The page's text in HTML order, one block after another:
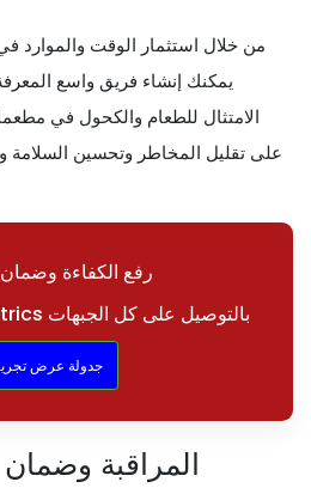
من خلال استثمار الوقت والموارد
يمكنك إنشاء فريق واسع
الامتثال للطعام والكحول في
على تقليل المخاطر وتحسين
رفع الكفاءة
تقوم شركة Altametrics بالتوصيل على كل الجبهات
جدولة عرض
المراقبة وضمان